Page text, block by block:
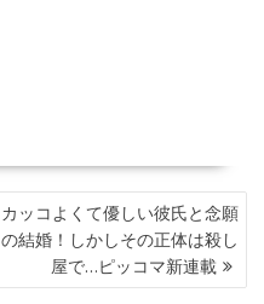
カッコよくて優しい彼氏と念願
の結婚！しかしその正体は殺し
屋で…ピッコマ新連載